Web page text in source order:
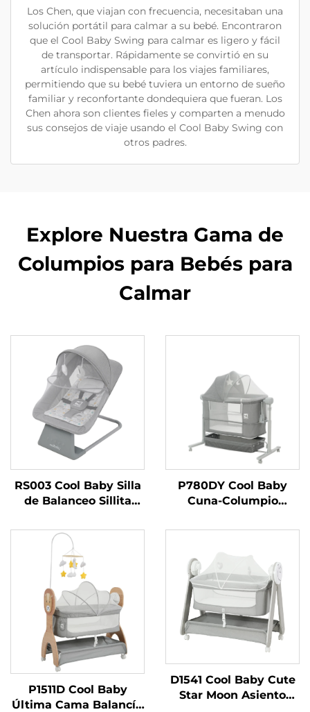
Los Chen, que viajan con frecuencia, necesitaban una
solución portátil para calmar a su bebé. Encontraron
que el Cool Baby Swing para calmar es ligero y fácil
de transportar. Rápidamente se convirtió en su
artículo indispensable para los viajes familiares,
permitiendo que su bebé tuviera un entorno de sueño
familiar y reconfortante dondequiera que fueran. Los
Chen ahora son clientes fieles y comparten a menudo
sus consejos de viaje usando el Cool Baby Swing con
otros padres.
Explore Nuestra Gama de
Columpios para Bebés para
Calmar
RS003 Cool Baby Silla
de Balanceo Sillita
para Niños y Niñas con
Bluetooth Activado
P780DY Cool Baby
Cuna-Columpio
para Bebé con 5
Balanceo y Detección
de Llanto
P1511D Cool Baby
Última Cama Balancín
D1541 Cool Baby Cute
Star Moon Asiento